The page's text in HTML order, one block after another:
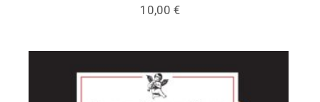
10,00 €